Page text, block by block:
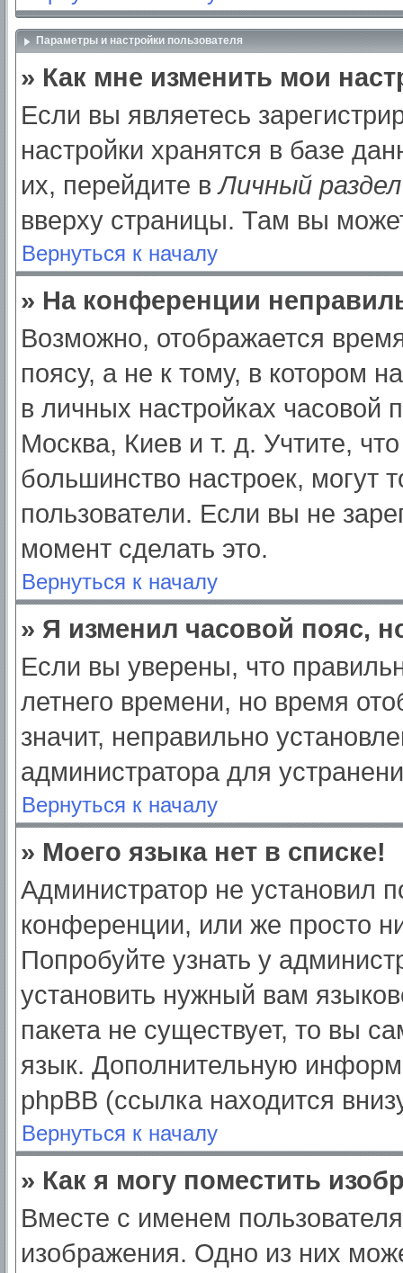
Параметры и настройки пользователя
» Как мне изменить мои
Если вы являетесь
настройки хранятся в базе
их, перейдите вЛичный раздел
вверху страницы. Там вы
Вернуться к началу
» На конференции
Возможно, отображается
поясу, а не к тому, в котором
в личных настройках часовой
Москва, Киев и т. д. Учтите,
большинство настроек, могут
пользователи. Если вы не
момент сделать это.
Вернуться к началу
» Я изменил часовой пояс,
Если вы уверены, что
летнего времени, но время
значит, неправильно
администратора для
Вернуться к началу
» Моего языка нет в списке!
Администратор не установил
конференции, или же просто
Попробуйте узнать у
установить нужный вам
пакета не существует, то вы
язык. Дополнительную
phpBB (ссылка находится
Вернуться к началу
» Как я могу поместить
Вместе с именем
изображения. Одно из них